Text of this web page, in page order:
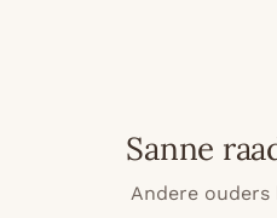
Sanne
Andere